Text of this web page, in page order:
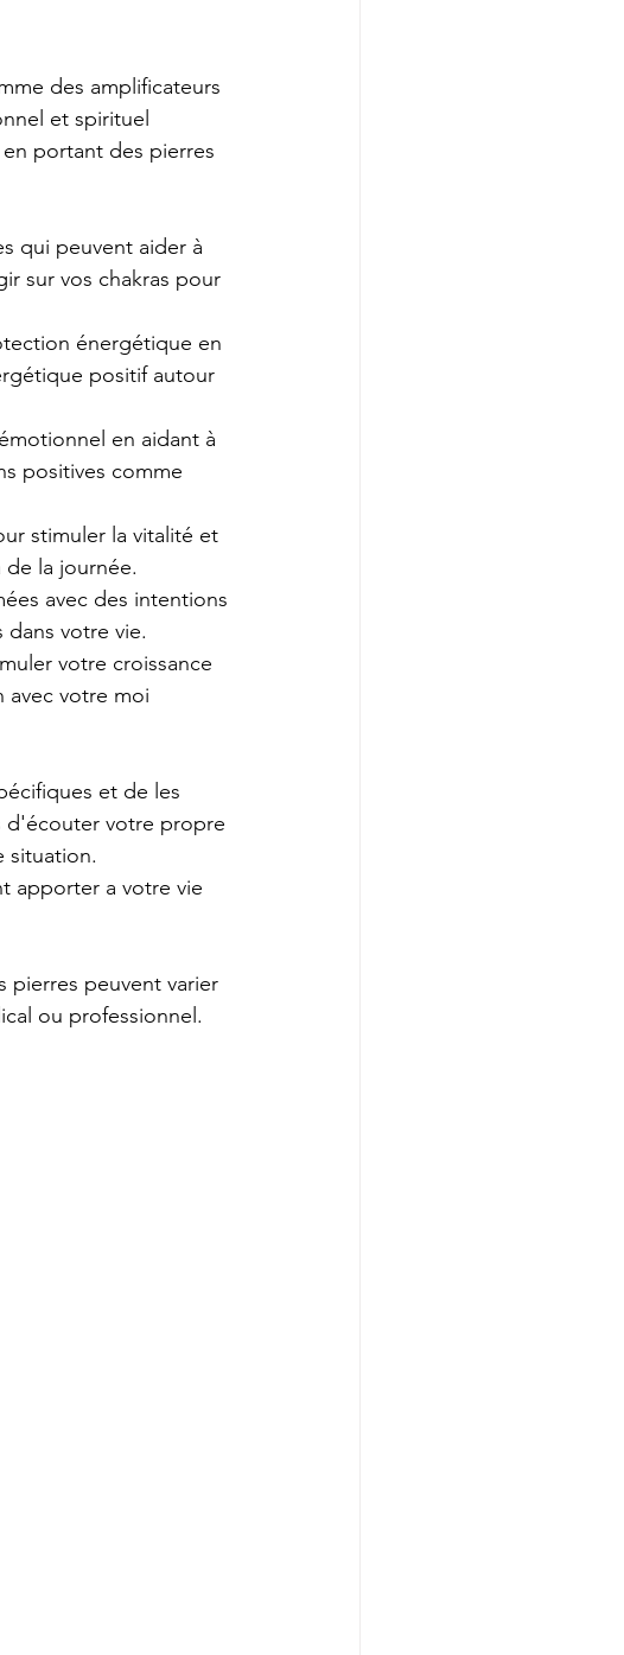
des amplificateurs
et spirituel
portant des pierres
qui peuvent aider à
sur vos chakras pour
énergétique en
positif autour
en aidant à
positives comme
stimuler la vitalité et
la journée.
avec des intentions
votre vie.
votre croissance
avec votre moi
et de les
d'écouter votre propre
situation.
apporter a votre vie
peuvent varier
ou professionnel.